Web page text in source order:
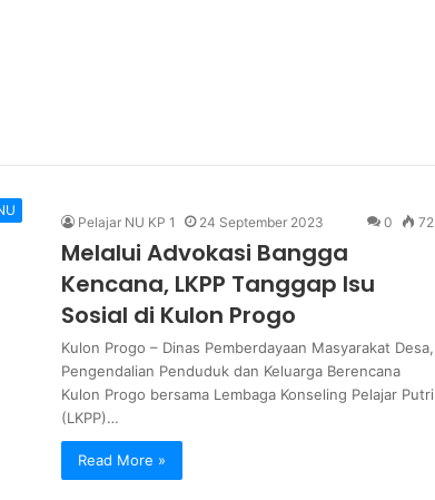
Pelajar NU KP 1 24 September 2023 0 72
Melalui Advokasi Bangga
Kencana, LKPP Tanggap Isu
Sosial di Kulon Progo
Kulon Progo – Dinas Pemberdayaan Masyarakat Desa,
Pengendalian Penduduk dan Keluarga Berencana
Kulon Progo bersama Lembaga Konseling Pelajar Putri
(LKPP)…
Read More »